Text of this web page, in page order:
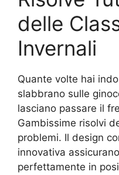
delle
Invernali
Quante volte hai
slabbrano sulle
lasciano passare il
Gambissime risolvi
problemi. Il design
innovativa
perfettamente in